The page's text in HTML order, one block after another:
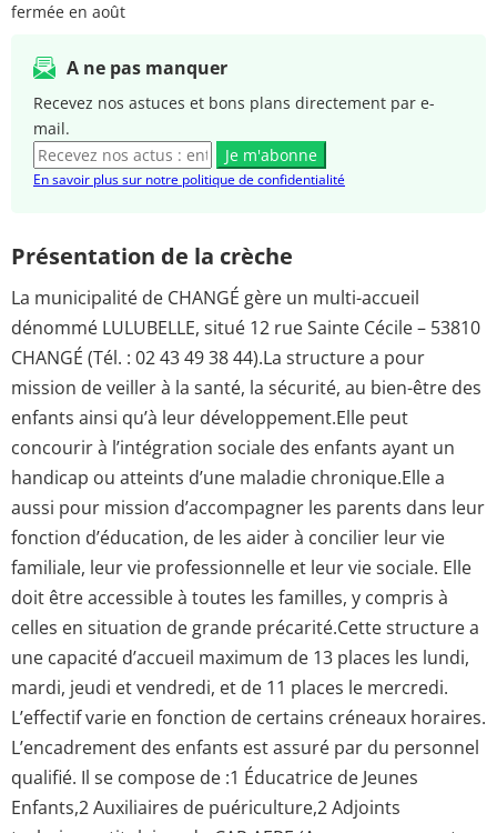
fermée en août
A ne pas manquer
Recevez nos astuces et bons plans directement par e-
mail.
Je m'abonne
En savoir plus sur notre politique de confidentialité
Présentation de la crèche
La municipalité de CHANGÉ gère un multi-accueil
dénommé LULUBELLE, situé 12 rue Sainte Cécile – 53810
CHANGÉ (Tél. : 02 43 49 38 44).La structure a pour
mission de veiller à la santé, la sécurité, au bien-être des
enfants ainsi qu’à leur développement.Elle peut
concourir à l’intégration sociale des enfants ayant un
handicap ou atteints d’une maladie chronique.Elle a
aussi pour mission d’accompagner les parents dans leur
fonction d’éducation, de les aider à concilier leur vie
familiale, leur vie professionnelle et leur vie sociale. Elle
doit être accessible à toutes les familles, y compris à
celles en situation de grande précarité.Cette structure a
une capacité d’accueil maximum de 13 places les lundi,
mardi, jeudi et vendredi, et de 11 places le mercredi.
L’effectif varie en fonction de certains créneaux horaires.
L’encadrement des enfants est assuré par du personnel
qualifié. Il se compose de :1 Éducatrice de Jeunes
Enfants,2 Auxiliaires de puériculture,2 Adjoints